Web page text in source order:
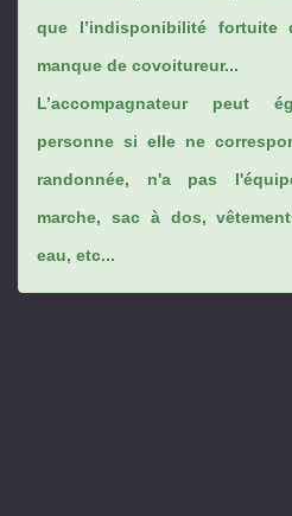
que l’indisponibilité fortuite
manque de covoitureur...
L’accompagnateur peut
personne si elle ne
randonnée, n'a pas
marche, sac à dos,
eau, etc...